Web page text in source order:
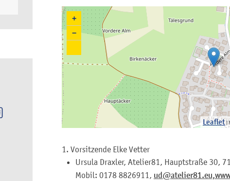
+
−
Leaflet|
1. Vorsitzende Elke Vetter
Ursula Draxler, Atelier81, Hauptstraße 30,
Mobil: 0178 8826911, ud@atelier81.eu,